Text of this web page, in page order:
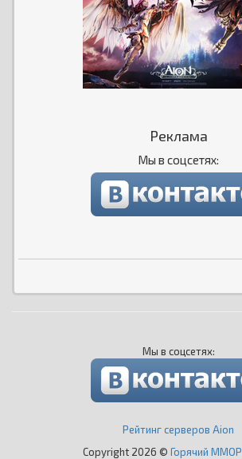
Реклама
Мы в соцсетях:
Мы в соцсетях:
Рейтинг серверов Aion
Copyright 2026 © Горячий